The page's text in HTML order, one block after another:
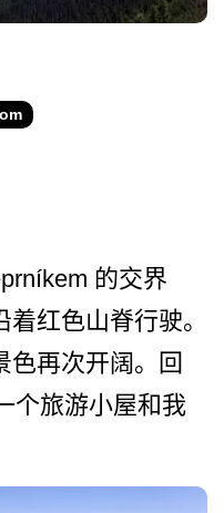
的交界
红色山脊行驶。
色再次开­阔。回
个旅游小屋和我